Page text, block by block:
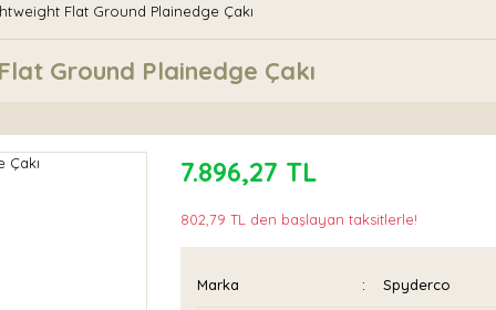
Flat Ground Plainedge Çakı
Ground Plainedge Çakı
7.896,27 TL
802,79 TL den başlayan taksitlerle!
Marka Spyderco